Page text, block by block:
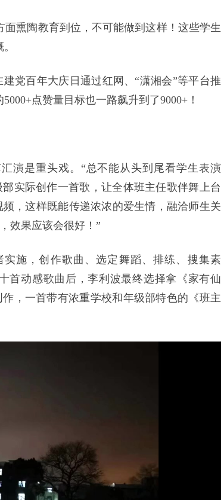
熏陶教育到位，不可能做到这样！这些学生
党百年大庆日通过红网、 “潇湘会”等平台推
点赞量目标也一路飙升到了9000+！
演是重头戏。“总不能从头到尾看学生表演
实际创作一首歌，让全体班主任歌伴舞上台
，这样既能传递浓浓的爱生情，融洽师生关
效果应该会很好！”
施，创作歌曲、选定舞蹈、排练、搜集素
动感歌曲后，李利波最终选择拿《家有仙
，一首带有浓重学校和年级部特色的《班主